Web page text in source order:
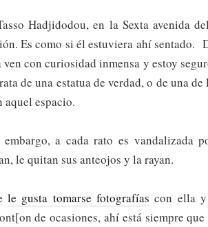
Hadjidodou, en la Sexta avenida
Es como si él estuviera ahí sentado.
con curiosidad inmensa y estoy
de una estatua de verdad, o de una
aquel espacio.
embargo, a cada rato es vandalizada
le quitan sus anteojos y la rayan.
le gusta tomarse fotografías con ella
de ocasiones, ahí está siempre